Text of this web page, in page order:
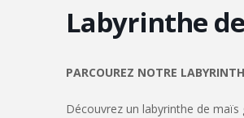
Labyrinthe
PARCOUREZ NOTRE
Découvrez un labyrinthe de maïs